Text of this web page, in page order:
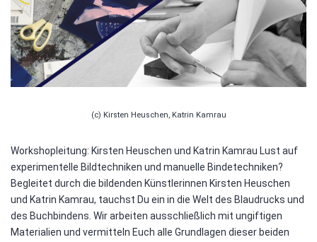
(c) Kirsten Heuschen, Katrin Kamrau
Workshopleitung: Kirsten Heuschen und Katrin Kamrau Lust auf
experimentelle Bildtechniken und manuelle Bindetechniken?
Begleitet durch die bildenden Künstlerinnen Kirsten Heuschen
und Katrin Kamrau, tauchst Du ein in die Welt des Blaudrucks und
des Buchbindens. Wir arbeiten ausschließlich mit ungiftigen
Materialien und vermitteln Euch alle Grundlagen dieser beiden